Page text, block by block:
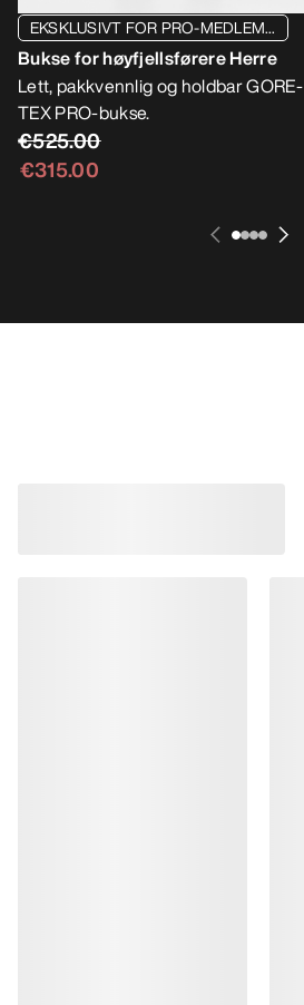
EKSKLUSIVT FOR PRO-MEDLEM...
Bukse for høyfjellsførere Herre
Lett, pakkvennlig og holdbar GORE-
TEX PRO-bukse.
€525.00
€315.00